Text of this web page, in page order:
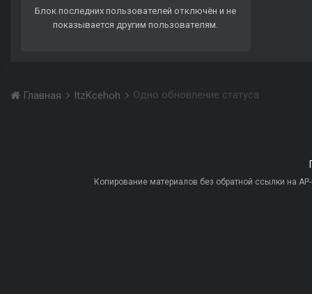
Блок последних пользователей отключён и не
показывается другим пользователям.
Главная ItzKcehoh Одно обновление статуса
Копирование материалов без обратной ссылки на